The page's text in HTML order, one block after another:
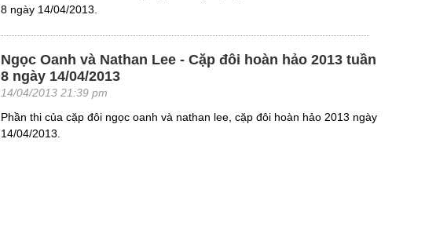
8 ngày 14/04/2013.
Ngọc Oanh và Nathan Lee - Cặp đôi hoàn hảo 2013 tuần
8 ngày 14/04/2013
14/04/2013 21:39 pm
Phần thi của cặp đôi ngọc oanh và nathan lee, cặp đôi hoàn hảo 2013 ngày
14/04/2013.